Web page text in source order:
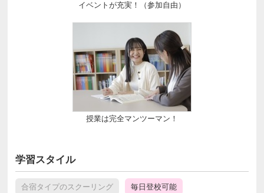
イベントが充実！（参加自由）
授業は完全マンツーマン！
学習スタイル
合宿タイプのスクーリング 毎日登校可能